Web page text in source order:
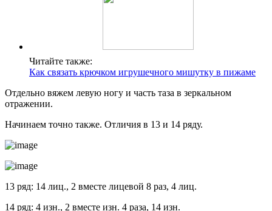
Читайте также:
Как связать крючком игрушечного мишутку в пижаме
Отдельно вяжем левую ногу и часть таза в зеркальном
отражении.
Начинаем точно также. Отличия в 13 и 14 ряду.
13 ряд: 14 лиц., 2 вместе лицевой 8 раз, 4 лиц.
14 ряд: 4 изн., 2 вместе изн. 4 раза, 14 изн.